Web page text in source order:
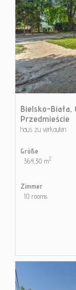
Bielsko-Biała,
Przedmieście
haus zu verkaufen
Größe
364,30 m2
Zimmer
10 rooms